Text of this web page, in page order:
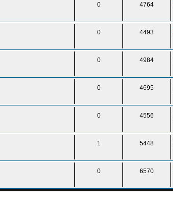
0 4764
0 4493
0 4984
0 4695
0 4556
1 5448
0 6570